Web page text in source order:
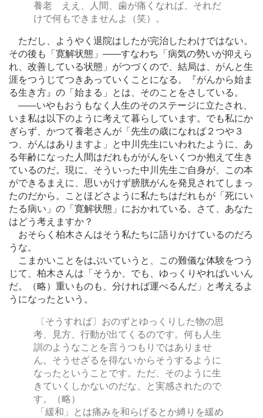
養老 ええ、人間、歯が痛くなれば、それだ
けで何もできませんよ（笑）。
ただし、ようやく退院はしたが完治したわけではない。
その後も「寛解状態」 ――すなわち「病気の勢いが抑えら
れ、改善している状態」がつづくので、結局は、がんと生
涯をつうじてつきあっていくことになる。『がんから始ま
る生き方』の「始まる」とは、そのことをさしている。
――いやもおうもなく人生のそのステージに立たされ、
いま私は以下のように考えて暮らしています。でも私にか
ぎらず、かつて養老さんが「先生の歳になれば２つや３
つ、がんはありますよ」と中川先生にいわれたように、あ
る年齢になった人間はだれもががんをいくつか抱えて生き
ているのだ。現に、そういった中川先生ご自身が、この本
ができるまえに、思いがけず膀胱がんを発見されてしまっ
たのだから。ことほどさように私たちはだれもが「死にい
たる病い」の「寛解状態」におかれている。さて、あなた
はどう考えますか？
おそらく柏木さんはそう私たちに語りかけているのだろ
うな。
こまかいことをはぶいていうと、この難儀な体験をつう
じて、柏木さんは「そうか、でも、ゆっくりやればいいん
だ。（略）重いものも、分ければ運べるんだ」と考えるよ
うになったという。
〔そうすれば〕おのずとゆっくりした物の思
考、見方、行動が出てくるのです。何も人生
訓のようなことを言うつもりではありませ
ん。そうせざるを得ないからそうするように
なったということです。ただ、そのように生
きていくしかないのだな、と実感されたので
す。（略）
「緩和」とは痛みを和らげるとか縛りを緩め